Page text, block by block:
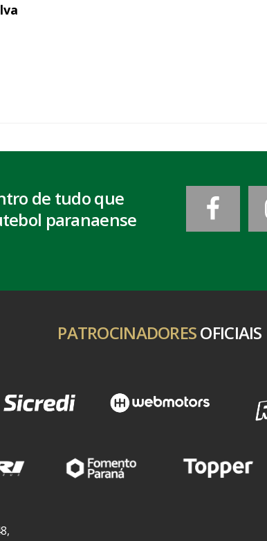
de tudo que
paranaense
PATROCINADORESOFICIAIS